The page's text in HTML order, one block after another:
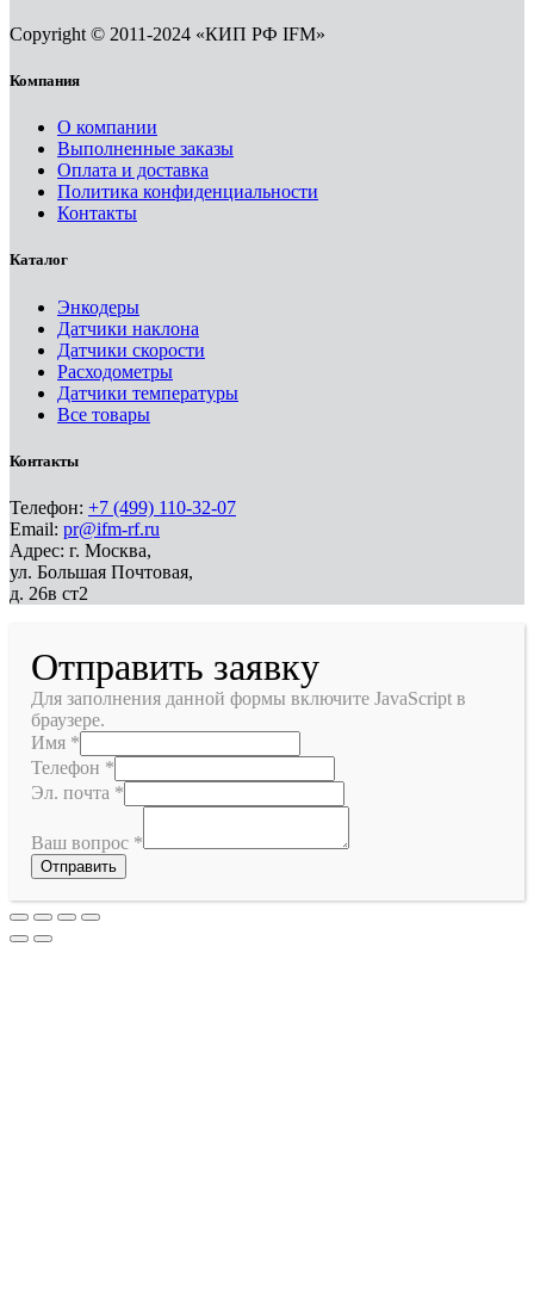
Copyright © 2011-2024 «КИП РФ IFM»
Компания
О компании
Выполненные заказы
Оплата и доставка
Политика конфиденциальности
Контакты
Каталог
Энкодеры
Датчики наклона
Датчики скорости
Расходометры
Датчики температуры
Все товары
Контакты
Телефон: +7 (499) 110-32-07
Email: pr@ifm-rf.ru
Адрес: г. Москва,
ул. Большая Почтовая,
д. 26в ст2
Отправить заявку
Для заполнения данной формы включите JavaScript в
браузере.
Имя *
Телефон *
Эл. почта *
Ваш вопрос *
Отправить